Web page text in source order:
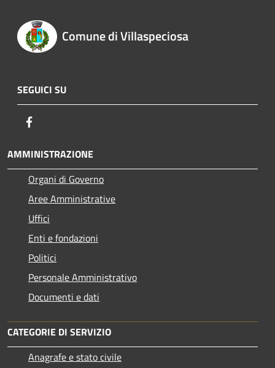
Comune di Villaspeciosa
SEGUICI SU
AMMINISTRAZIONE
Organi di Governo
Aree Amministrative
Uffici
Enti e fondazioni
Politici
Personale Amministrativo
Documenti e dati
CATEGORIE DI SERVIZIO
Anagrafe e stato civile